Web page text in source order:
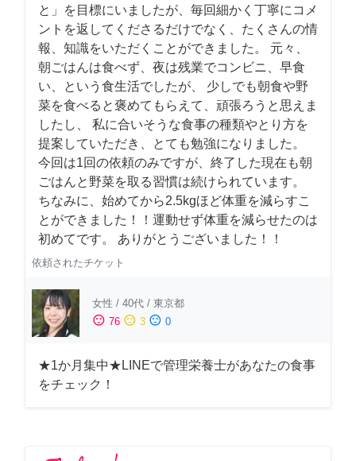
と」を目標にいましたが、毎回細かく丁寧にコメ
ントを返してくださるだけでなく、たくさんの情
報、知識をいただくことができました。 元々、
朝ごはんは食べず、夜は残業でコンビニ、早食
い、という食生活でしたが、 少しでも朝食や野
菜を食べると褒めてもらえて、頑張ろうと思えま
したし、 私に合いそうな食事の種類やとり方を
提案していただき、とても勉強になりました。
今回は1回の依頼のみですが、終了した現在も朝
ごはんと野菜を取る習慣は続けられています。
ちなみに、始めてから2.5kgほど体重を減らすこ
とができました！！運動せず体重を減らせたのは
初めてです。 ありがとうございました！！
依頼されたチケット
女性 / 40代 / 東京都
sentiment_satisfied 76 sentiment_neutral 3 sentiment_dissatisfied 0
★1か月集中★LINEで管理栄養士があなたの食事
をチェック！